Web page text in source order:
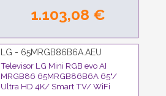
1.103,08 €
LG - 65MRGB86B6A.AEU
Televisor LG Mini RGB evo AI
MRGB86 65MRGB86B6A 65"/
Ultra HD 4K/ Smart TV/ WiFi